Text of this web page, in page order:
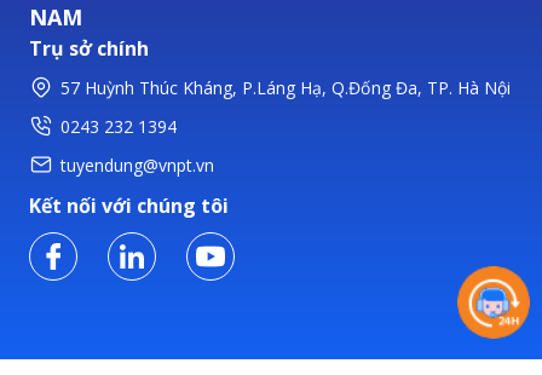
NAM
Trụ sở chính
57 Huỳnh Thúc Kháng, P.Láng Hạ, Q.Đống Đa, TP. Hà Nội
0243 232 1394
tuyendung@vnpt.vn
Kết nối với chúng tôi